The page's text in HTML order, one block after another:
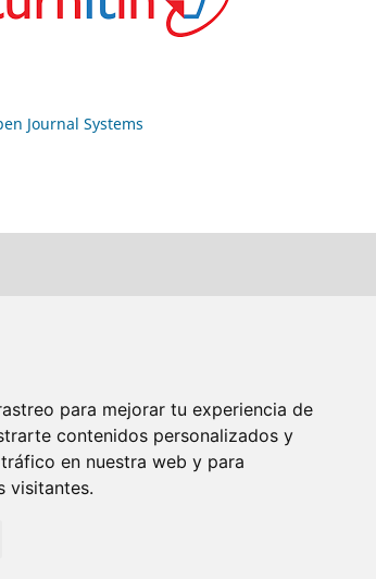
para mejorar tu experiencia de
contenidos personalizados y
en nuestra web y para
visitantes.
Journal Systems